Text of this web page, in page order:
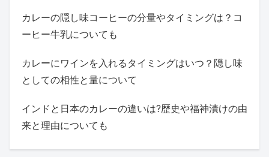
カレーの隠し味コーヒーの分量やタイミングは？コ
ーヒー牛乳についても
カレーにワインを入れるタイミングはいつ？隠し味
としての相性と量について
インドと日本のカレーの違いは?歴史や福神漬けの由
来と理由についても